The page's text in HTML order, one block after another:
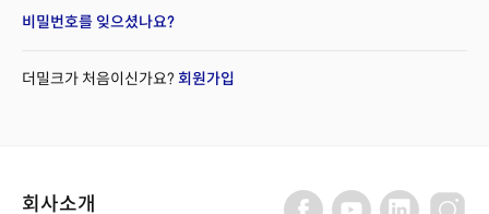
비밀번호를 잊으셨나요?
더밀크가 처음이신가요? 회원가입
회사소개